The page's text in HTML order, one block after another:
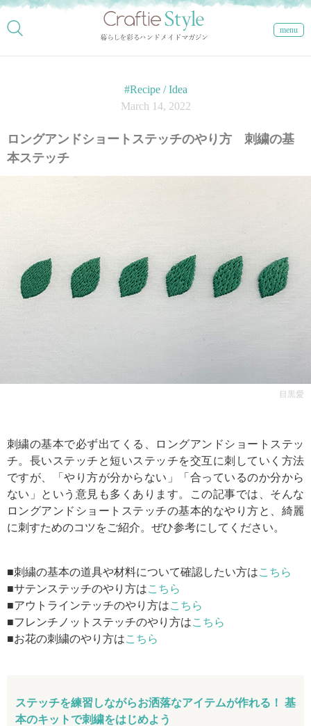
menu
#Recipe / Idea
March 14, 2022
ロングアンドショートステッチのやり方 刺繍の基
本ステッチ
目黒愛
刺繍の基本で必ず出てくる、ロングアンドショートステッ
チ。長いステッチと短いステッチを交互に刺していく方法
ですが、「やり方が分からない」「合っているのか分から
ない」という意見も多くあります。この記事では、そんな
ロングアンドショートステッチの基本的なやり方と、綺麗
に刺すためのコツをご紹介。ぜひ参考にしてください。
■刺繍の基本の道具や材料について確認したい方はこちら
■サテンステッチのやり方はこちら
■アウトラインテッチのやり方はこちら
■フレンチノットステッチのやり方はこちら
■お花の刺繍のやり方はこちら
ステッチを練習しながらお洒落なアイテムが作れる！ 基
本のキットで刺繍をはじめよう